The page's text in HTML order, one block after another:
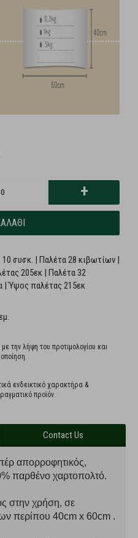
+
συσκ. | Παλέτα 28 κιβωτίων |
205εκ | Παλέτα 32
| Ύψος παλέτας 215εκ
την λήψη του προτιμολογίου και
ενδεικτικό χαρακτήρα &
προϊόν.
Contact Us
απορροφητικός,
παρθένο χαρτοπολτό.
στην χρήση, σε
περίπου 40cm x 60cm .